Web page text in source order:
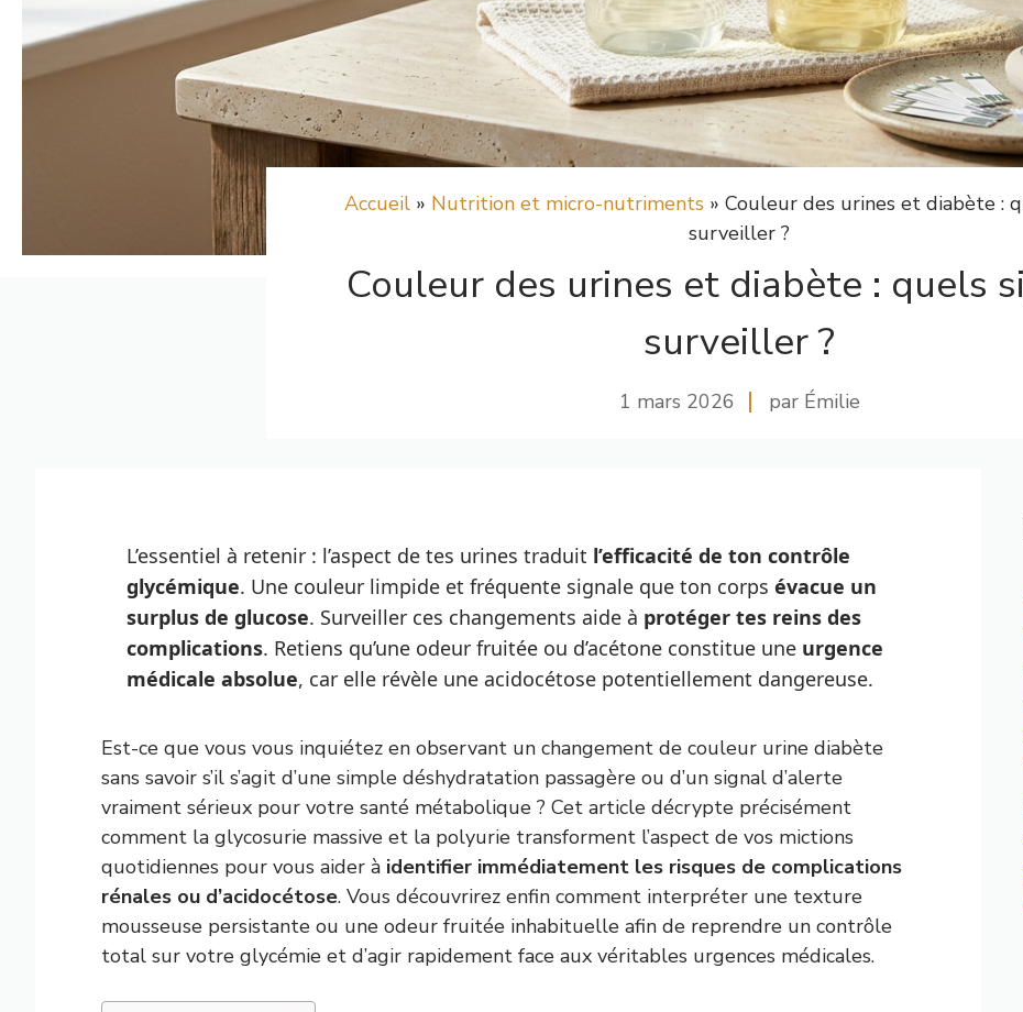
Accueil » Nutrition et micro-nutriments » Couleur des urines et diabète :
surveiller ?
Couleur des urines et diabète : quels
surveiller ?
1 mars 2026 par Émilie
L’essentiel à retenir : l’aspect de tes urines traduit l’efficacité de ton contrôle
glycémique. Une couleur limpide et fréquente signale que ton corps évacue un
surplus de glucose. Surveiller ces changements aide à protéger tes reins des
complications. Retiens qu’une odeur fruitée ou d’acétone constitue une urgence
médicale absolue, car elle révèle une acidocétose potentiellement dangereuse.
Est-ce que vous vous inquiétez en observant un changement de couleur urine diabète
sans savoir s’il s’agit d’une simple déshydratation passagère ou d’un signal d’alerte
vraiment sérieux pour votre santé métabolique ? Cet article décrypte précisément
comment la glycosurie massive et la polyurie transforment l’aspect de vos mictions
quotidiennes pour vous aider à identifier immédiatement les risques de complications
rénales ou d’acidocétose. Vous découvrirez enfin comment interpréter une texture
mousseuse persistante ou une odeur fruitée inhabituelle afin de reprendre un contrôle
total sur votre glycémie et d’agir rapidement face aux véritables urgences médicales.